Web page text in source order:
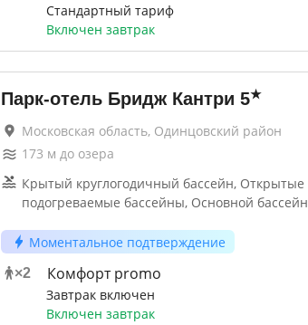
Стандартный тариф
Включен завтрак
Парк-отель Бридж Кантри 5★
Московская область, Одинцовский район
173 м до озера
Крытый круглогодичный бассейн, Открытые
подогреваемые бассейны, Основной бассейн
Моментальное подтверждение
×2 Комфорт promo
Завтрак включен
Включен завтрак